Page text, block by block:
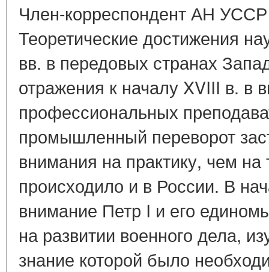
Член-корреспондент АН
Теоретические достижения
вв. в передовых странах
отражения к началу XVIII в. в
профессиональных
промышленный переворот
внимания на практику, чем
происходило и в России. В
внимание Петр I и его
на развитии военного дела,
знание которой было